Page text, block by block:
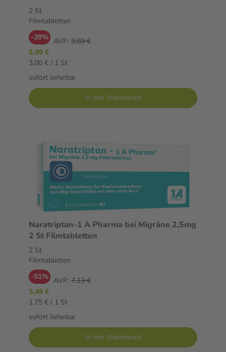
2 St
Filmtabletten
-39% AVP: 9,89 €
5,99 €
3,00 € / 1 St
sofort lieferbar
In den Warenkorb
Naratriptan-1 A Pharma bei Migräne 2,5mg
2 St Filmtabletten
2 St
Filmtabletten
-51% AVP: 7,13 €
3,49 €
1,75 € / 1 St
sofort lieferbar
In den Warenkorb